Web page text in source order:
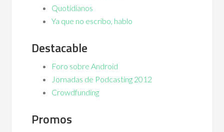
Quotidianos
Ya que no escribo, hablo
Destacable
Foro sobre Android
Jornadas de Podcasting 2012
Crowdfunding
Promos